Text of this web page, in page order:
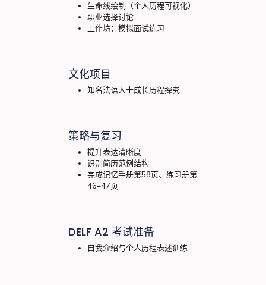
生命线绘制（个人历程可视化）
职业选择讨论
工作坊：模拟面试练习
文化项目
知名法语人士成长历程探究
策略与复习
提升表达清晰度
识别简历范例结构
完成记忆手册第58页、练习册第
46–47页
DELF A2 考试准备
自我介绍与个人历程表述训练